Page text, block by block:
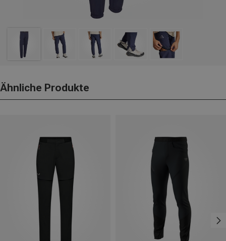
Ähnliche Produkte